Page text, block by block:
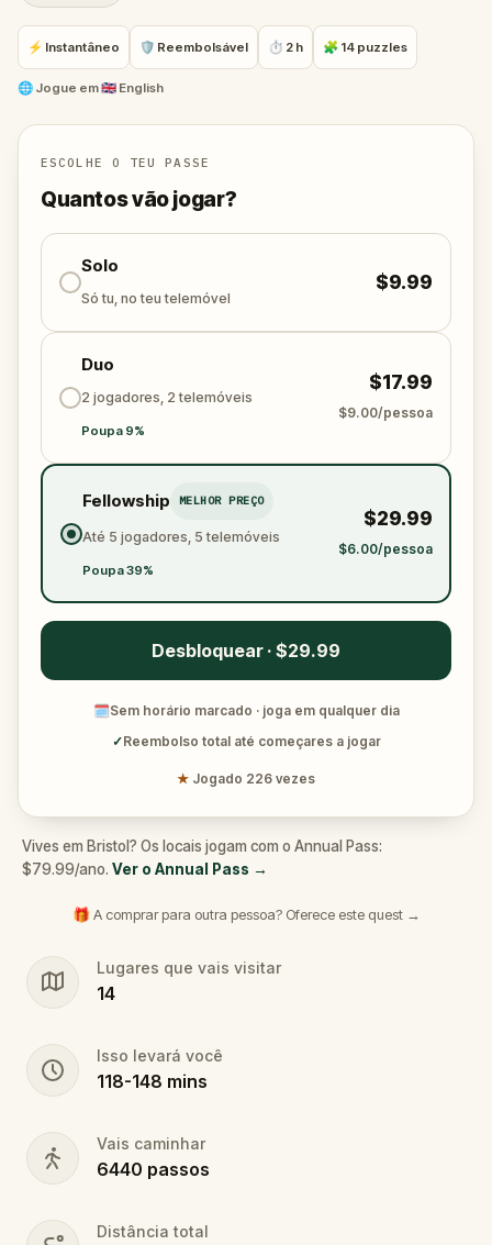
Solve challenges and follow the River Avon as we
pass gorgeous waterside views, visit Bristol’s iconic
Harbourside, and learn all about the city’s sailing
past.
Are you ready to discover Bristol’s waterfront?
⚡ Instantâneo 🛡 Reembolsável ⏱ 2 h 🧩 14 puzzles
🌐 Jogue em🇬🇧 English
ESCOLHE O TEU PASSE
Quantos vão jogar?
Solo
Só tu, no teu telemóvel
$9.99
Duo
2 jogadores, 2 telemóveis
Poupa 9%
$17.99
$9.00/pessoa
Fellowship MELHOR PREÇO
Até 5 jogadores, 5 telemóveis
Poupa 39%
$29.99
$6.00/pessoa
Desbloquear · $29.99
🗓Sem horário marcado · joga em qualquer dia
✓Reembolso total até começares a jogar
★ Jogado 226 vezes
Vives em Bristol? Os locais jogam com o Annual Pass:
$79.99/ano. Ver o Annual Pass →
🎁 A comprar para outra pessoa? Oferece este quest →
Lugares que vais visitar
14
Isso levará você
118-148 mins
Vais caminhar
6440 passos
Distância total